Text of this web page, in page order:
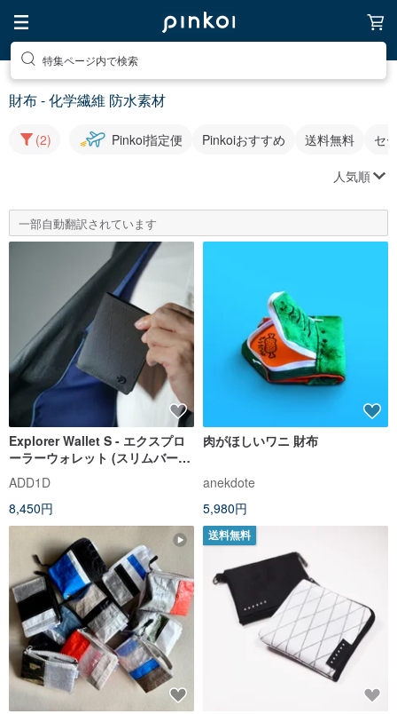
特集ページ内で検索
財布 - 化学繊維 防水素材
(2) Pinkoi指定便 Pinkoiおすすめ 送料無料 セ
人気順
一部自動翻訳されています
Explorer Wallet S - エクスプロ
ーラーウォレット (スリムバージ
ョン)
ADD1D
8,450円
肉がほしいワニ 財布
anekdote
5,980円
送料無料